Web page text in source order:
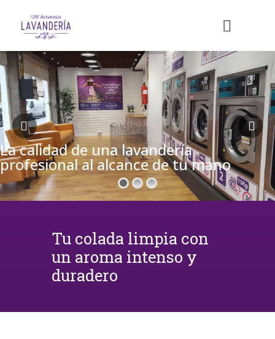
La calidad de una lavandería
profesional al alcance de tu mano
Tu colada limpia con
un aroma intenso y
duradero